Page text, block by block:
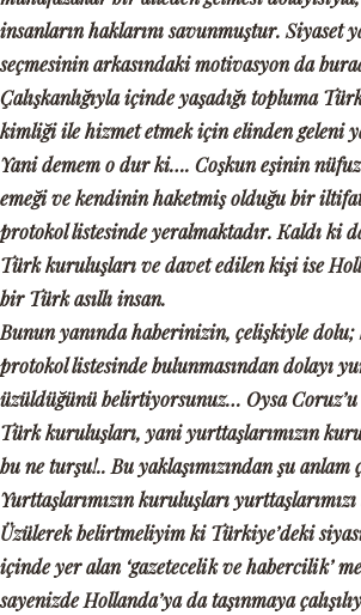
insanların haklarını savunmuştur. Siyaset
seçmesinin arkasındaki motivasyon da
Çalışkanlığıyla içinde yaşadığı topluma
kimliği ile hizmet etmek için elinden geleni
Yani demem o dur ki…. Coşkun eşinin
emeği ve kendinin haketmiş olduğu bir
protokol listesinde yeralmaktadır. Kaldı ki
Türk kuruluşları ve davet edilen kişi ise
bir Türk asıllı insan.
Bunun yanında haberinizin, çelişkiyle dolu;
protokol listesinde bulunmasından dolayı
üzüldüğünü belirtiyorsunuz… Oysa Coruz’u
Türk kuruluşları, yani yurttaşlarımızın
bu ne turşu!.. Bu yaklaşımızından şu anlam
Yurttaşlarımızın kuruluşları
Üzülerek belirtmeliyim ki Türkiye’deki
içinde yer alan ‘gazetecelik ve habercilik’
sayenizde Hollanda’ya da taşınmaya